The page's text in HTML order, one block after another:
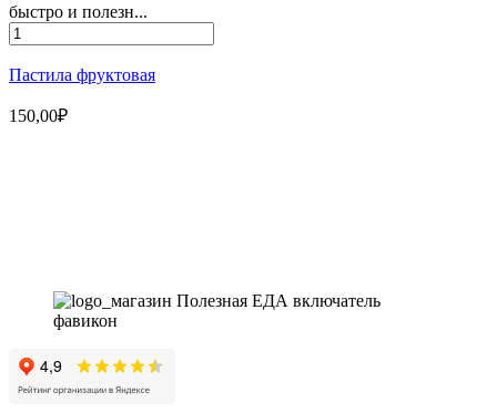
быстро и полезн...
Количество
товара
Тыквенная
без
глютена
Пастила фруктовая
150,00₽